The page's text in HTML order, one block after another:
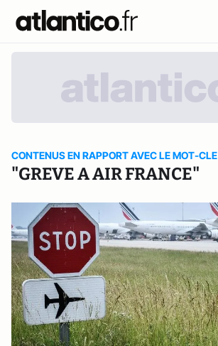
CONTENUS EN RAPPORT AVEC LE MOT-CLE
"GREVE A AIR FRANCE"